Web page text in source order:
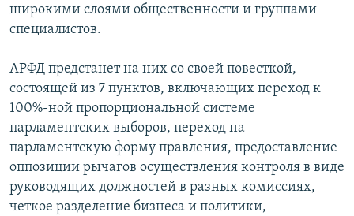
широкими слоями общественности и группами
специалистов.
АРФД предстанет на них со своей повесткой,
состоящей из 7 пунктов, включающих переход к
100%-ной пропорциональной системе
парламентских выборов, переход на
парламентскую форму правления, предоставление
оппозиции рычагов осуществления контроля в виде
руководящих должностей в разных комиссиях,
четкое разделение бизнеса и политики,